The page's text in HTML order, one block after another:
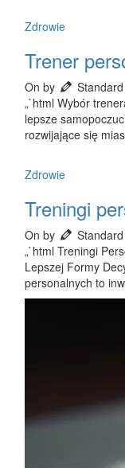
Zdrowie
Trener
On by
Standard
„`html Wybór
lepsze
rozwijające się
Zdrowie
Treningi
On by
Standard
„`html Treningi
Lepszej Formy
personalnych to